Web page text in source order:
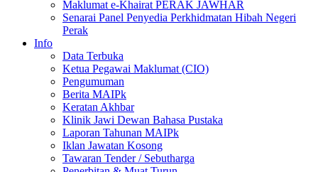
Maklumat e-Khairat PERAK JAWHAR
Senarai Panel Penyedia Perkhidmatan Hibah Negeri
Perak
Info
Data Terbuka
Ketua Pegawai Maklumat (CIO)
Pengumuman
Berita MAIPk
Keratan Akhbar
Klinik Jawi Dewan Bahasa Pustaka
Laporan Tahunan MAIPk
Iklan Jawatan Kosong
Tawaran Tender / Sebutharga